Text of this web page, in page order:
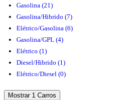
Gasolina (21)
Gasolina/Hibrido (7)
Elétrico/Gasolina (6)
Gasolina/GPL (4)
Elétrico (1)
Diesel/Hibrido (1)
Elétrico/Diesel (0)
Mostrar 1 Carros